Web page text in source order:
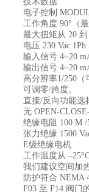
电子控制
工作角度 90°（
最大扭矩从 20
电压 230 Vac
输入信号 4~20
输出信号 4~20
高分辨率1/250（
可调零/跨度。
直接/反向功能选
无 OPEN-
绝缘电阻 100 M /
张力绝缘 1500
E级绝缘电机
工作温度从
我们建议空间加
防护符合 NEMA
F03 至 F14 阀门